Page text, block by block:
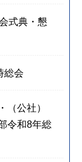
式典・懇
総会
（公社）
令和8年総